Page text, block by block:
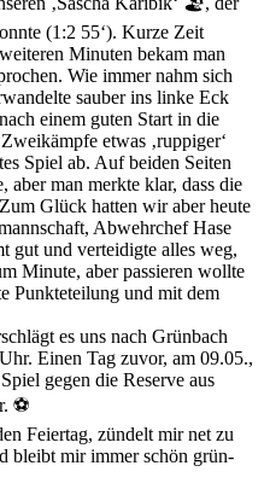
(1:2 55‘). Kurze Zeit
Minuten bekam man
Wie immer nahm sich
sauber ins linke Eck
einem guten Start in die
etwas ‚ruppiger‘
Spiel ab. Auf beiden Seiten
aber man merkte klar, dass die
Glück hatten wir aber heute
Abwehrchef Hase
gut und verteidigte alles weg,
Minute, aber passieren wollte
Punkteteilung und mit dem
es uns nach Grünbach
Einen Tag zuvor, am 09.05.,
gegen die Reserve aus
⚽️
Feiertag, zündelt mir net zu
bleibt mir immer schön grün-